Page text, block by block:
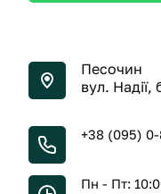
Песочин
вул.
+38 (095)
Пн - Пт: